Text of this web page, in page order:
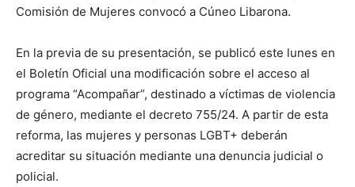
Comisión de Mujeres convocó a Cúneo Libarona.
En la previa de su presentación, se publicó este lunes en
el Boletín Oficial una modificación sobre el acceso al
programa “Acompañar”, destinado a víctimas de violencia
de género, mediante el decreto 755/24. A partir de esta
reforma, las mujeres y personas LGBT+ deberán
acreditar su situación mediante una denuncia judicial o
policial.